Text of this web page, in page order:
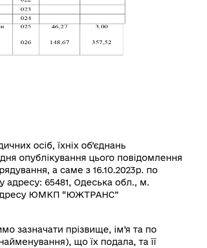
осіб, їхніх об’єднань
опублікування цього повідомлення
а саме з 16.10.2023р. по
адресу: 65481, Одеська обл., м.
ЮМКП “ЮЖТРАНС”
зазначати прізвище, ім’я та по
що їх подала, та її